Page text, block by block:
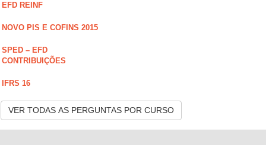
EFD REINF
NOVO PIS E COFINS 2015
SPED – EFD
CONTRIBUIÇÕES
IFRS 16
VER TODAS AS PERGUNTAS POR CURSO